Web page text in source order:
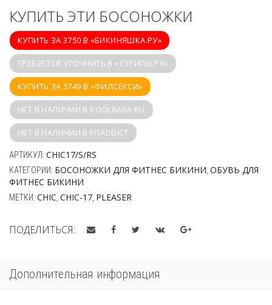
КУПИТЬ ЭТИ БОСОНОЖКИ
КУПИТЬ ЗА 3750 В «БИКИНЯШКА.РУ»
ТРЕБУЕТСЯ УТОЧНИТЬ В «СТРИПЫ.РУ»
КУПИТЬ ЗА 5749 В «ФИЛСЕКСИ»
НЕТ В НАЛИЧИИ В KOOLBABA.RU
НЕТ В НАЛИЧИИ В FITADDICT
АРТИКУЛ: CHIC17/S/RS
КАТЕГОРИИ: БОСОНОЖКИ ДЛЯ ФИТНЕС БИКИНИ ОБУВЬ ДЛЯ
ФИТНЕС БИКИНИ
МЕТКИ: CHIC CHIC-17 PLEASER
ПОДЕЛИТЬСЯ:
Дополнительная информация